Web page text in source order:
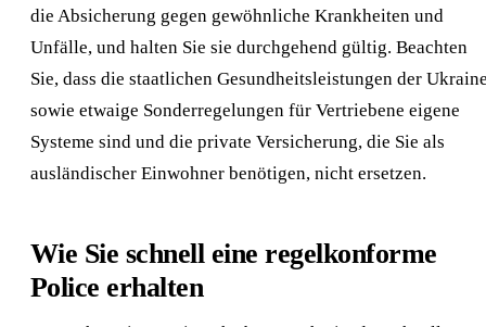
die Absicherung gegen gewöhnliche Krankheiten und
Unfälle, und halten Sie sie durchgehend gültig. Beachten
Sie, dass die staatlichen Gesundheitsleistungen der
sowie etwaige Sonderregelungen für Vertriebene eigene
Systeme sind und die private Versicherung, die Sie als
ausländischer Einwohner benötigen, nicht ersetzen.
Wie Sie schnell eine regelkonforme
Police erhalten